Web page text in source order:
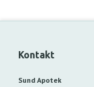
Kontakt
Sund Apotek